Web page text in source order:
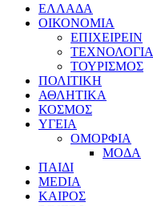
ΕΛΛΑΔΑ
ΟΙΚΟΝΟΜΙΑ
ΕΠΙΧΕΙΡΕΙΝ
ΤΕΧΝΟΛΟΓΙΑ
ΤΟΥΡΙΣΜΟΣ
ΠΟΛΙΤΙΚΗ
ΑΘΛΗΤΙΚΑ
ΚΟΣΜΟΣ
ΥΓΕΙΑ
ΟΜΟΡΦΙΑ
ΜΟΔΑ
ΠΑΙΔΙ
MEDIA
ΚΑΙΡΟΣ